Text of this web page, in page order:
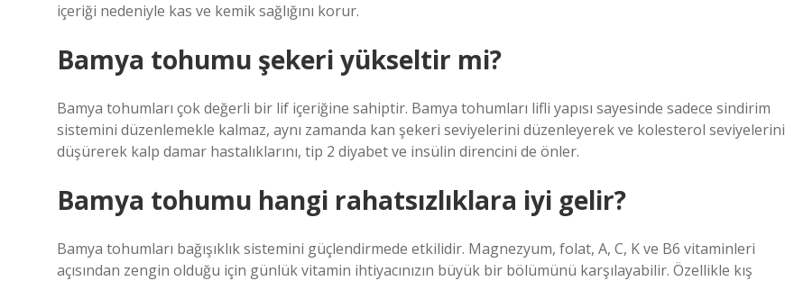
içeriği nedeniyle kas ve kemik sağlığını korur.
Bamya tohumu şekeri yükseltir mi?
Bamya tohumları çok değerli bir lif içeriğine sahiptir. Bamya tohumları lifli yapısı sayesinde sadece sindirim
sistemini düzenlemekle kalmaz, aynı zamanda kan şekeri seviyelerini düzenleyerek ve kolesterol seviyelerini
düşürerek kalp damar hastalıklarını, tip 2 diyabet ve insülin direncini de önler.
Bamya tohumu hangi rahatsızlıklara iyi gelir?
Bamya tohumları bağışıklık sistemini güçlendirmede etkilidir. Magnezyum, folat, A, C, K ve B6 vitaminleri
açısından zengin olduğu için günlük vitamin ihtiyacınızın büyük bir bölümünü karşılayabilir. Özellikle kış